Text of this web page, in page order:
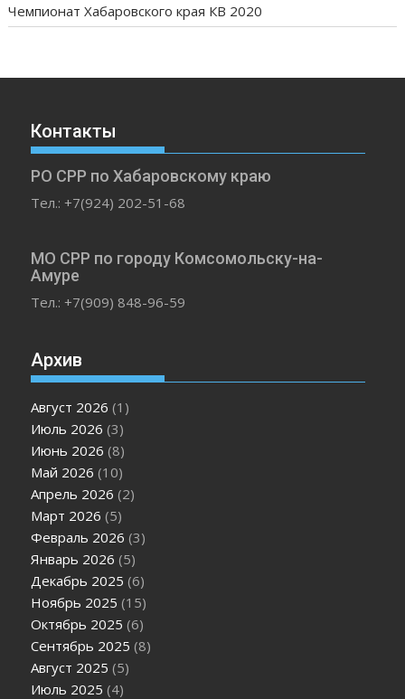
Чемпионат Хабаровского края КВ 2020
Контакты
РО СРР по Хабаровскому краю
Тел.: +7(924) 202-51-68
МО СРР по городу Комсомольску-на-
Амуре
Тел.: +7(909) 848-96-59
Архив
Август 2026 (1)
Июль 2026 (3)
Июнь 2026 (8)
Май 2026 (10)
Апрель 2026 (2)
Март 2026 (5)
Февраль 2026 (3)
Январь 2026 (5)
Декабрь 2025 (6)
Ноябрь 2025 (15)
Октябрь 2025 (6)
Сентябрь 2025 (8)
Август 2025 (5)
Июль 2025 (4)